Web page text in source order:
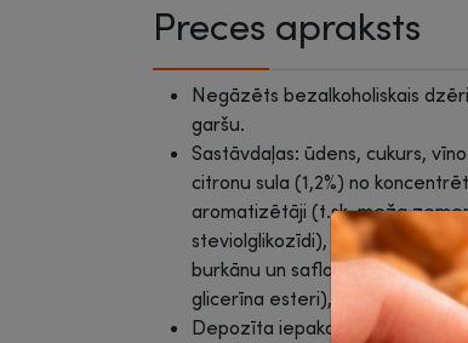
Preces apraksts
Negāzēts bezalkoholiskais
garšu.
Sastāvdaļas: ūdens, cukurs,
citronu sula (1,2%) no
aromatizētāji (t.sk. meža
steviolglikozīdi), magnija
burkānu un saflora koncentrāti,
glicerīna esteri), konservanti
Depozīta iepakojums, tiks